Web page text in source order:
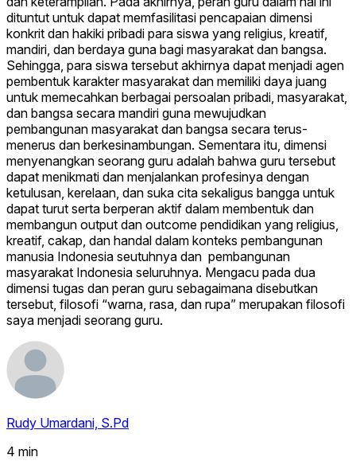
dituntut untuk dapat memfasilitasi pencapaian dimensi
konkrit dan hakiki pribadi para siswa yang religius, kreatif,
mandiri, dan berdaya guna bagi masyarakat dan bangsa.
Sehingga, para siswa tersebut akhirnya dapat menjadi agen
pembentuk karakter masyarakat dan memiliki daya juang
untuk memecahkan berbagai persoalan pribadi, masyarakat,
dan bangsa secara mandiri guna mewujudkan
pembangunan masyarakat dan bangsa secara terus-
menerus dan berkesinambungan. Sementara itu, dimensi
menyenangkan seorang guru adalah bahwa guru tersebut
dapat menikmati dan menjalankan profesinya dengan
ketulusan, kerelaan, dan suka cita sekaligus bangga untuk
dapat turut serta berperan aktif dalam membentuk dan
membangun output dan outcome pendidikan yang religius,
kreatif, cakap, dan handal dalam konteks pembangunan
manusia Indonesia seutuhnya dan pembangunan
masyarakat Indonesia seluruhnya. Mengacu pada dua
dimensi tugas dan peran guru sebagaimana disebutkan
tersebut, filosofi “warna, rasa, dan rupa” merupakan filosofi
saya menjadi seorang guru.
Rudy Umardani, S.Pd
4 min